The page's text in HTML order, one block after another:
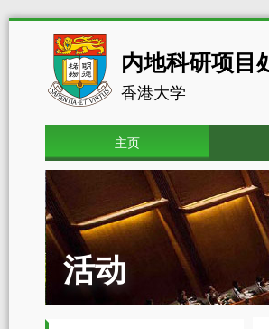
内地科研项目
香港大学
主页
活动